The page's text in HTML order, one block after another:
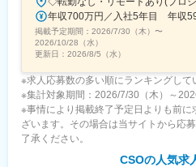
年収700万円／入社5年目 年収
掲載予定期間： 2026/7/30（木） 〜
2026/10/28（水）
更新日： 2026/8/5（水）
※求人応募数の多い順にランキングして
※集計対象期間：2026/7/30（木）～
※事情により掲載終了予定日よりも前
ざいます。その場合は当サイトから応
了承ください。
CSOの人気求